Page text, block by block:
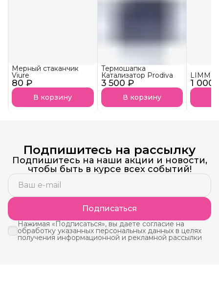
80 ₽
Мерный стаканчик
Viure
В корзину
3 500 ₽
Термошапка
Катализатор Prodiva
В корзину
1 000
LIMM
Подпишитесь на рассылку
Подпишитесь на наши акции и новости,
чтобы быть в курсе всех событий!
Подписаться
Нажимая «Подписаться», вы даете согласие на
обработку указанных персональных данных в целях
получения информационной и рекламной рассылки